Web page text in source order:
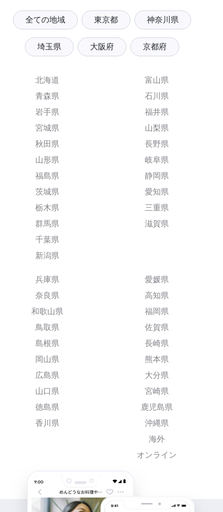
全ての地域 東京都 神奈川県
埼玉県 大阪府 京都府
北海道
青森県
岩手県
宮城県
秋田県
山形県
福島県
茨城県
栃木県
群馬県
千葉県
新潟県
富山県
石川県
福井県
山梨県
長野県
岐阜県
静岡県
愛知県
三重県
滋賀県
兵庫県
奈良県
和歌山県
鳥取県
島根県
岡山県
広島県
山口県
徳島県
香川県
愛媛県
高知県
福岡県
佐賀県
長崎県
熊本県
大分県
宮崎県
鹿児島県
沖縄県
海外
オンライン